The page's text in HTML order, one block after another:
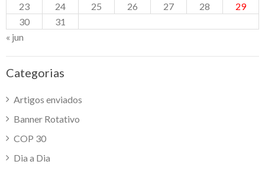
23
24 25 26 27 28
29
30
31
« jun
Categorias
Artigos enviados
Banner Rotativo
COP 30
Dia a Dia